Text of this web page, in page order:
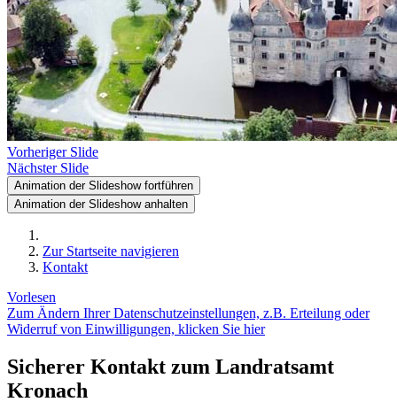
Vorheriger Slide
Nächster Slide
Animation der Slideshow fortführen
Animation der Slideshow anhalten
Zur Startseite navigieren
Kontakt
Vorlesen
Zum Ändern Ihrer Datenschutzeinstellungen, z.B. Erteilung oder
Widerruf von Einwilligungen, klicken Sie hier
Sicherer Kontakt zum Landratsamt
Kronach